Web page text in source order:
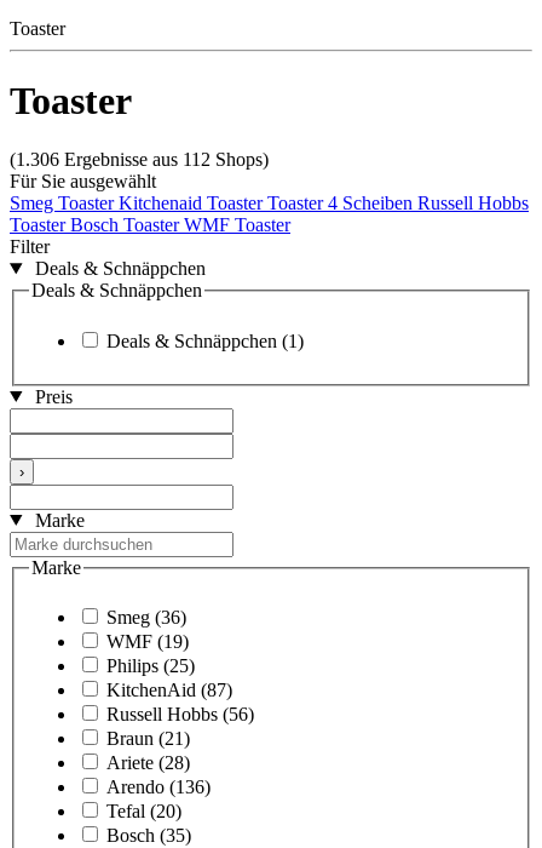
Toaster
Toaster
(1.306 Ergebnisse aus 112 Shops)
Für Sie ausgewählt
Smeg ToasterKitchenaid ToasterToaster 4 Scheiben Russell Hobbs
ToasterBosch ToasterWMF Toaster
Filter
Deals & Schnäppchen
Deals & Schnäppchen
Deals & Schnäppchen (1)
Preis
›
Marke
Marke
Smeg (36)
WMF (19)
Philips (25)
KitchenAid (87)
Russell Hobbs (56)
Braun (21)
Ariete (28)
Arendo (136)
Tefal (20)
Bosch (35)